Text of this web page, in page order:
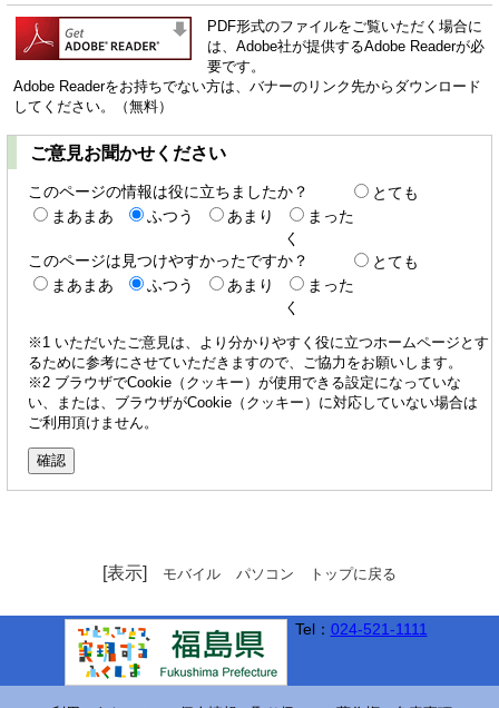
PDF形式のファイルをご覧いただく場合に
は、Adobe社が提供するAdobe Readerが必
要です。
Adobe Readerをお持ちでない方は、バナーのリンク先からダウンロード
してください。（無料）
ご意見お聞かせください
このページの情報は役に立ちましたか？
とても
まあまあ
ふつう あまり
まった
く
このページは見つけやすかったですか？
とても
まあまあ
ふつう あまり
まった
く
※1 いただいたご意見は、より分かりやすく役に立つホームページとす
るために参考にさせていただきますので、ご協力をお願いします。
※2 ブラウザでCookie（クッキー）が使用できる設定になっていな
い、または、ブラウザがCookie（クッキー）に対応していない場合は
ご利用頂けません。
[表示] モバイル パソコン トップに戻る
Tel： 024-521-1111